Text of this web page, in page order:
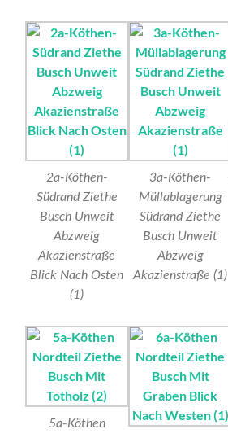
2a-Köthen-
Südrand Ziethe
Busch Unweit
Abzweig
Akazienstraße
Blick Nach Osten
(1)
3a-Köthen-
Müllablagerung
Südrand Ziethe
Busch Unweit
Abzweig
Akazienstraße (1)
5a-Köthen